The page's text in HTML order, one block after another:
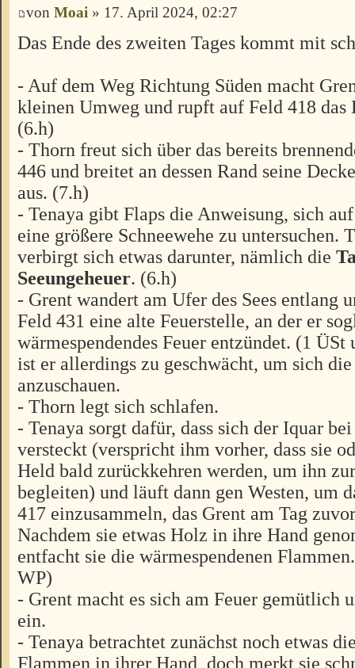
von Moai » 17. April 2024, 02:27
Das Ende des zweiten Tages kommt mit
- Auf dem Weg Richtung Süden macht
kleinen Umweg und rupft auf Feld 418 das
(6.h)
- Thorn freut sich über das bereits
446 und breitet an dessen Rand seine
aus. (7.h)
- Tenaya gibt Flaps die Anweisung, sich
eine größere Schneewehe zu untersuchen.
verbirgt sich etwas darunter, nämlich die
Seeungeheuer. (6.h)
- Grent wandert am Ufer des Sees entlang
Feld 431 eine alte Feuerstelle, an der er
wärmespendendes Feuer entzündet. (1
ist er allerdings zu geschwächt, um sich die
anzuschauen.
- Thorn legt sich schlafen.
- Tenaya sorgt dafür, dass sich der Iquar
versteckt (verspricht ihm vorher, dass sie
Held bald zurückkehren werden, um ihn
begleiten) und läuft dann gen Westen, um
417 einzusammeln, das Grent am Tag
Nachdem sie etwas Holz in ihre Hand
entfacht sie die wärmespendenen
WP)
- Grent macht es sich am Feuer gemütlich
ein.
- Tenaya betrachtet zunächst noch etwas
Flammen in ihrer Hand, doch merkt sie